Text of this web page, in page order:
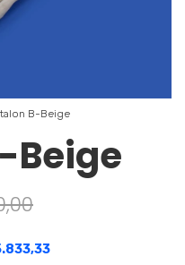
B-Beige
Beige